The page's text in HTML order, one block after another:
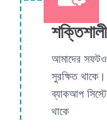
আমাদের
সুরক্ষিত
ব্যাকআপ
থাকে